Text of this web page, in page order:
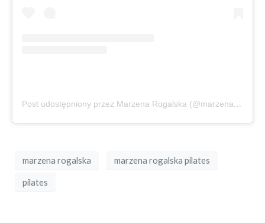
Post udostępniony przez Marzena Rogalska (@marzena_rogalska)
marzena rogalska marzena rogalska pilates
pilates